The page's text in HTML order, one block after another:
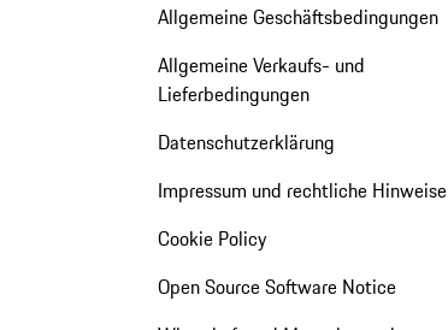
Allgemeine Geschäftsbedingungen
Allgemeine Verkaufs- und
Lieferbedingungen
Datenschutzerklärung
Impressum und rechtliche Hinweise
Cookie Policy
Open Source Software Notice